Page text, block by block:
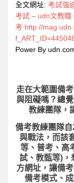
全文網址: 考試強
考試 – udn文教職
考 http://
Power By
走在大範圍備考
與阻礙嗎？總
教練團隊，
備考教練團隊
與戰法，而該
等、普考、高
試、教甄等)，
方網址，讓備
備考模式、